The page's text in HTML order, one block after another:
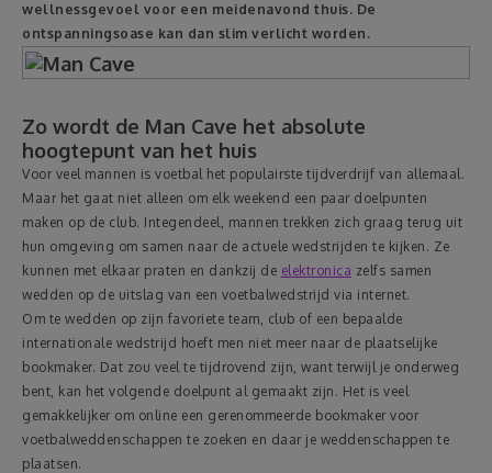
Thuis
Eten & Drinken
Mode & Verzorging
Korting
wellnessgevoel voor een meidenavond thuis. De
ontspanningsoase kan dan slim verlicht worden.
Zo wordt de Man Cave het absolute
hoogtepunt van het huis
Voor veel mannen is voetbal het populairste tijdverdrijf van allemaal.
Maar het gaat niet alleen om elk weekend een paar doelpunten
maken op de club. Integendeel, mannen trekken zich graag terug uit
hun omgeving om samen naar de actuele wedstrijden te kijken. Ze
kunnen met elkaar praten en dankzij de elektronica zelfs samen
wedden op de uitslag van een voetbalwedstrijd via internet.
Om te wedden op zijn favoriete team, club of een bepaalde
internationale wedstrijd hoeft men niet meer naar de plaatselijke
bookmaker. Dat zou veel te tijdrovend zijn, want terwijl je onderweg
bent, kan het volgende doelpunt al gemaakt zijn. Het is veel
gemakkelijker om online een gerenommeerde bookmaker voor
voetbalweddenschappen te zoeken en daar je weddenschappen te
plaatsen.